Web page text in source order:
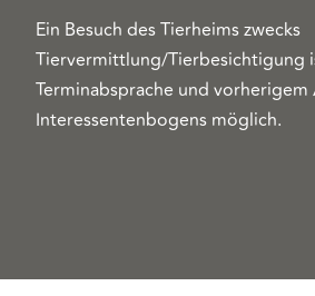
Ein Besuch des Tierheims zwecks
Tiervermittlung/Tierbesichtigung
Terminabsprache und vorherigem
Interessentenbogens möglich.